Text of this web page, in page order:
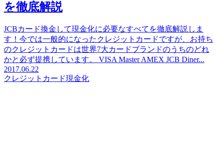
を徹底解説
JCBカード換金して現金化に必要なすべてを徹底解説しま
す！今では一般的になったクレジットカードですが、お持ち
のクレジットカードは世界7大カードブランドのうちのどれ
かと必ず提携しています。 VISA Master AMEX JCB Diner...
2017.06.22
クレジットカード現金化